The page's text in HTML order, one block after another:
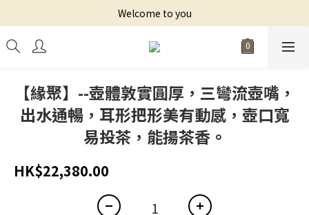
Welcome to you
【緣聚】--壺體敦實圓厚，三彎流壺嘴，
出水通暢，耳形把形美有動感，壺口寬
易投茶，能揚茶香。
HK$22,380.00